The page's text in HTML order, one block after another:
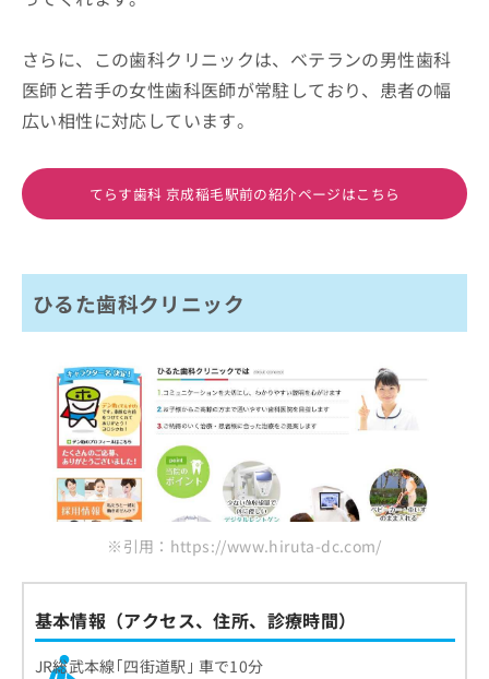
さらに、この歯科クリニックは、ベテランの男性歯科
医師と若手の女性歯科医師が常駐しており、患者の幅
広い相性に対応しています。
てらす歯科 京成稲毛駅前の紹介ページはこちら
ひるた歯科クリニック
※引用：https://www.hiruta-dc.com/
基本情報（アクセス、住所、診療時間）
JR総武本線｢四街道駅｣ 車で10分